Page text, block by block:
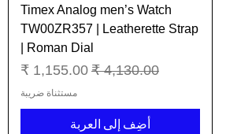
Timex Analog men’s Watch
TW00ZR357 | Leatherette Strap
| Roman Dial
سعر عادي سعر البيع
مستثناة ضريبة
أضِف إلى العربة